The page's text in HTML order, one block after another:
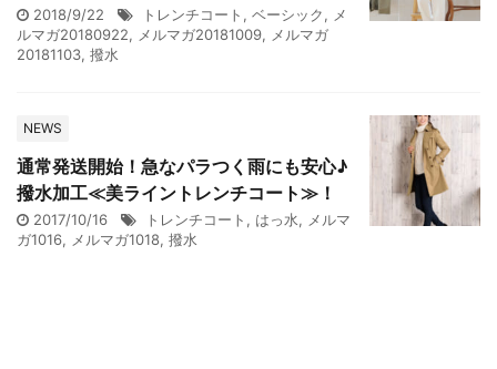
2018/9/22 トレンチコート , ベーシック, メ
ルマガ20180922, メルマガ20181009, メルマガ
20181103, 撥水
NEWS
通常発送開始！急なパラつく雨にも安心♪
撥水加工≪美ライントレンチコート≫！
2017/10/16 トレンチコート , はっ水, メルマ
ガ1016, メルマガ1018, 撥水